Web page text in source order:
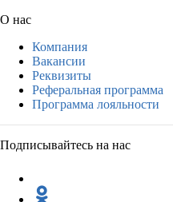
О нас
Компания
Вакансии
Реквизиты
Реферальная программа
Программа лояльности
Подписывайтесь на нас